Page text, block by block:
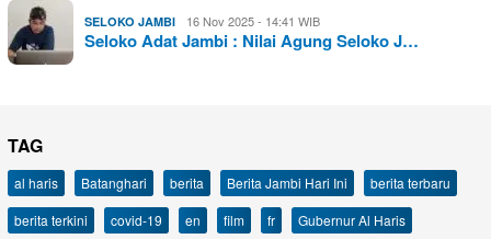
SELOKO JAMBI 16 Nov 2025 - 14:41 WIB
Seloko Adat Jambi : Nilai Agung Seloko J…
TAG
al haris Batanghari berita Berita Jambi Hari Ini
berita terbaru
berita terkini
covid-19 en film fr
Gubernur Al Haris